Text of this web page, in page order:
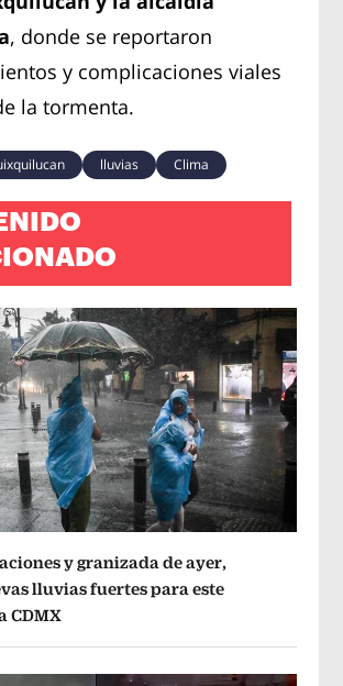
, donde se reportaron
y complicaciones viales
la tormenta.
lluvias Clima
y granizada de ayer,
lluvias fuertes para este
CDMX